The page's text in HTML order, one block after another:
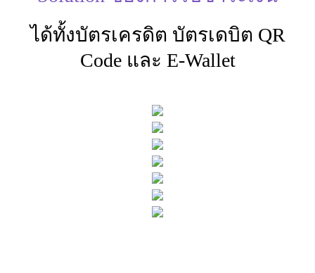
ได้ทั้งบัตรเครดิต บัตรเดบิต QR
Code และ E-Wallet